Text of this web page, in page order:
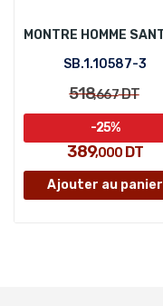
SB.1.10587-3
518,667DT
389,000 DT
-25%
Ajouter au panier